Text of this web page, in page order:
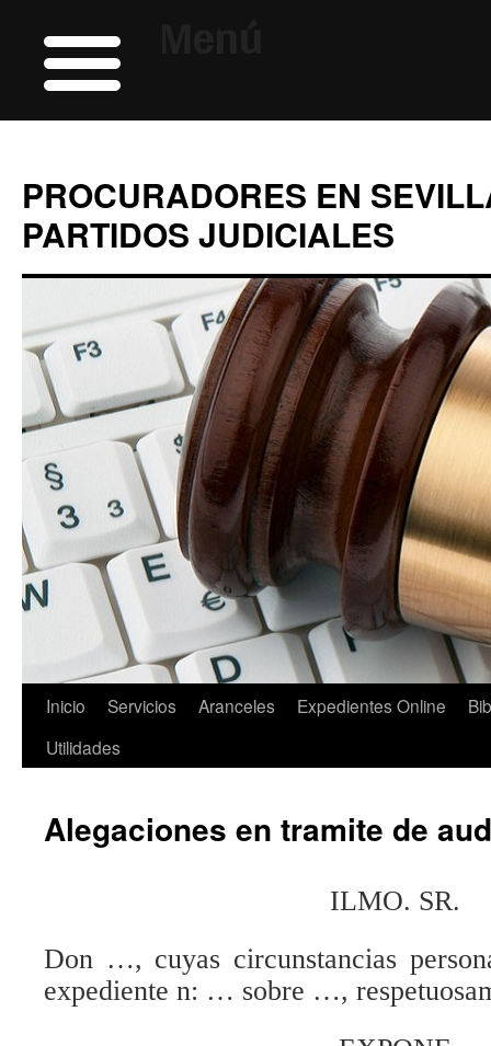
PROCURADORES EN
PARTIDOS JUDICIALES
Saltar
Inicio Servicios Aranceles Expedientes Online
Utilidades
Alegaciones en tramite de
ILMO. SR.
Don …, cuyas circunstancias
expediente n: … sobre …,